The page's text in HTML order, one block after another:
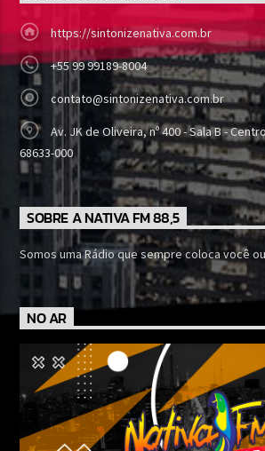
https://sintonizenativa.com.br
+55 99 99189-8004
contato@sintonizenativa.com.br
Av. JK de Oliveira, nº 400 - Sala B -
68633-000
SOBRE A NATIVA FM 88,5
Somos uma Rádio que sempre coloca você
NO AR